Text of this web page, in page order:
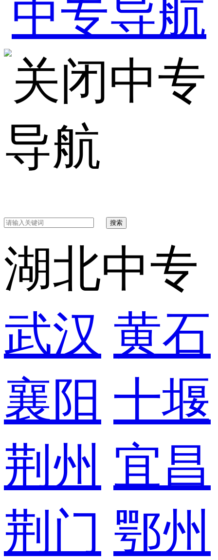
中专
导航
搜索
湖北中专
武汉 黄石
襄阳 十堰
荆州 宜昌
荆门 鄂州